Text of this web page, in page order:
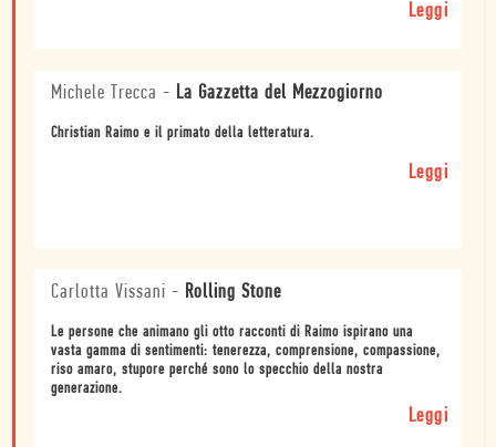
Leggi
Michele Trecca - La Gazzetta del Mezzogiorno
Christian Raimo e il primato della letteratura.
Leggi
Carlotta Vissani - Rolling Stone
Le persone che animano gli otto racconti di Raimo ispirano una
vasta gamma di sentimenti: tenerezza, comprensione, compassione,
riso amaro, stupore perché sono lo specchio della nostra
generazione.
Leggi